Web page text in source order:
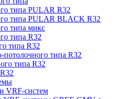
типа PULAR R32
типа PULAR BLACK R32
типа микс
типа R32
типа R32
типа R32
типа R32
VRF-систем